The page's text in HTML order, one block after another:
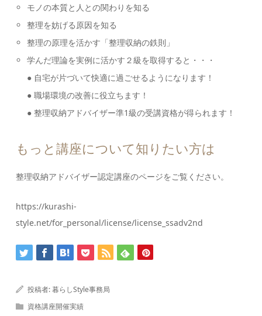
モノの本質と人との関わりを知る
整理を妨げる原因を知る
整理の原理を活かす「整理収納の鉄則」
学んだ理論を実例に活かす２級を取得すると・・・
● 自宅が片づいて快適に過ごせるようになります！
● 職場環境の改善に役立ちます！
● 整理収納アドバイザー準1級の受講資格が得られます！
もっと講座について知りたい方は
整理収納アドバイザー認定講座のページをご覧ください。
https://kurashi-
style.net/for_personal/license/license_ssadv2nd
投稿者:暮らしStyle事務局
資格講座開催実績